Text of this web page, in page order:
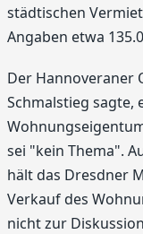
städtischen
Angaben etwa
Der Hannoveraner
Schmalstieg sagte,
sei "kein Thema".
hält das Dresdner
Verkauf des
nicht zur